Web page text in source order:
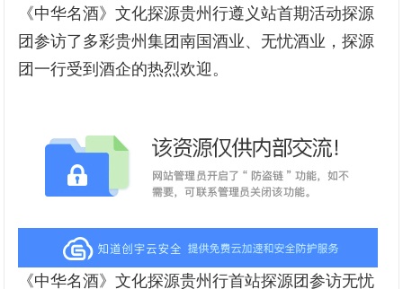
《中华名酒》文化探源贵州行遵义站首期活动探源
团参访了多彩贵州集团南国酒业、无忧酒业，探源
团一行受到酒企的热烈欢迎。
《中华名酒》文化探源贵州行首站探源团参访无忧